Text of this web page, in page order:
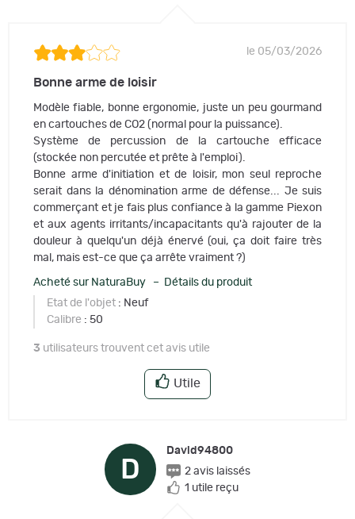
le 05/03/2026
Bonne arme de loisir
Modèle fiable, bonne ergonomie, juste un peu gourmand
en cartouches de CO2 (normal pour la puissance).
Système de percussion de la cartouche efficace
(stockée non percutée et prête à l'emploi).
Bonne arme d'initiation et de loisir, mon seul reproche
serait dans la dénomination arme de défense... Je suis
commerçant et je fais plus confiance à la gamme Piexon
et aux agents irritants/incapacitants qu'à rajouter de la
douleur à quelqu'un déjà énervé (oui, ça doit faire très
mal, mais est-ce que ça arrête vraiment ?)
Acheté sur NaturaBuy – Détails du produit
Etat de l'objet : Neuf
Calibre : 50
3 utilisateurs trouvent cet avis utile
Utile
D
David94800
2 avis laissés
1 utile reçu